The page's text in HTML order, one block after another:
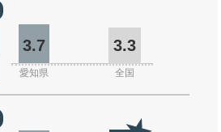
3.7 3.3
愛知県 全国